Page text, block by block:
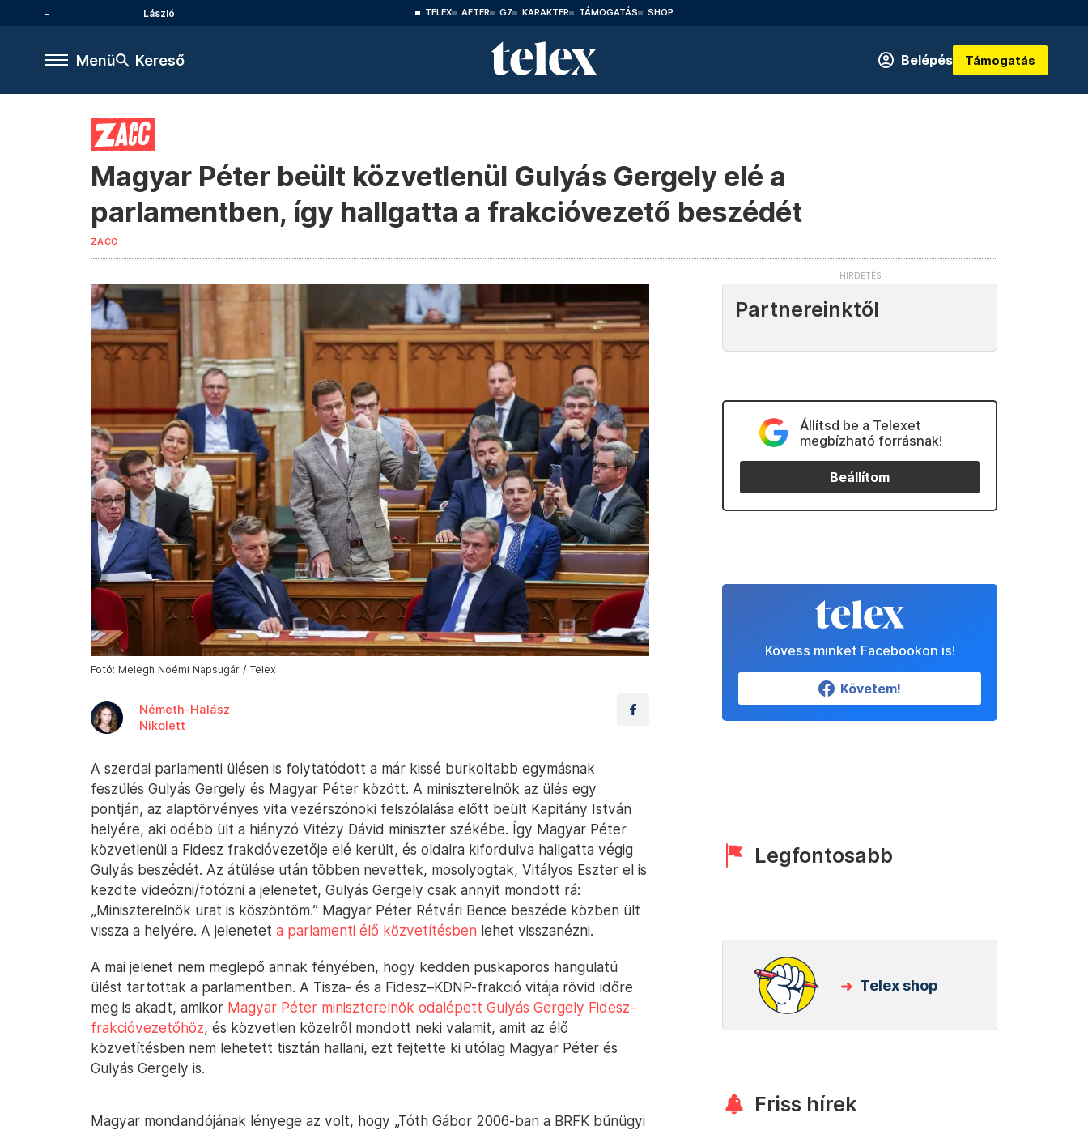
László TELEX AFTER G7 KARAKTER TÁMOGATÁS SHOP
Menü Kereső Belépés Támogatás
Magyar Péter beült közvetlenül Gulyás Gergely elé a
parlamentben, így hallgatta a frakcióvezető beszédét
ZACC
Fotó: Melegh Noémi Napsugár / Telex
Németh-Halász
Nikolett
A szerdai parlamenti ülésen is folytatódott a már kissé burkoltabb egymásnak
feszülés Gulyás Gergely és Magyar Péter között. A miniszterelnök az ülés egy
pontján, az alaptörvényes vita vezérszónoki felszólalása előtt beült Kapitány István
helyére, aki odébb ült a hiányzó Vitézy Dávid miniszter székébe. Így Magyar Péter
közvetlenül a Fidesz frakcióvezetője elé került, és oldalra kifordulva hallgatta végig
Gulyás beszédét. Az átülése után többen nevettek, mosolyogtak, Vitályos Eszter el is
kezdte videózni/fotózni a jelenetet, Gulyás Gergely csak annyit mondott rá:
„Miniszterelnök urat is köszöntöm.” Magyar Péter Rétvári Bence beszéde közben ült
vissza a helyére. A jelenetet a parlamenti élő közvetítésben lehet visszanézni.
A mai jelenet nem meglepő annak fényében, hogy kedden puskaporos hangulatú
ülést tartottak a parlamentben. A Tisza- és a Fidesz–KDNP-frakció vitája rövid időre
meg is akadt, amikor Magyar Péter miniszterelnök odalépett Gulyás Gergely Fidesz-
frakcióvezetőhöz, és közvetlen közelről mondott neki valamit, amit az élő
közvetítésben nem lehetett tisztán hallani, ezt fejtette ki utólag Magyar Péter és
Gulyás Gergely is.
Magyar mondandójának lényege az volt, hogy „Tóth Gábor 2006-ban a BRFK bűnügyi
Partnereinktől
Állítsd be a Telexet
megbízható forrásnak!
Beállítom
Kövess minket Facebookon is!
Követem!
Legfontosabb
Telex shop
Friss hírek